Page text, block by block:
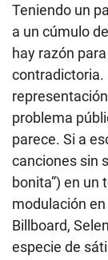
Teniendo un
a un cúmulo
hay razón
contradictoria.
problema
parece. Si a
canciones sin
bonita”) en
modulación
Billboard,
especie de